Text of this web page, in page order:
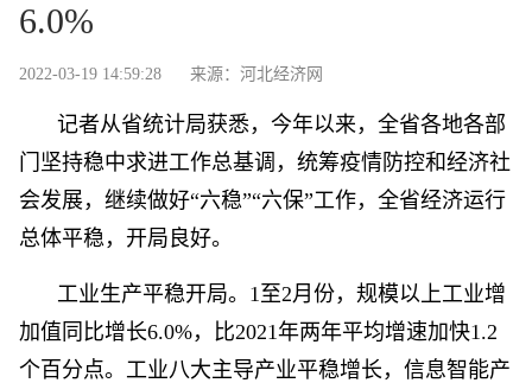
6.0%
2022-03-19 14:59:28 来源：河北经济网
记者从省统计局获悉，今年以来，全省各地各部
门坚持稳中求进工作总基调，统筹疫情防控和经济社
会发展，继续做好“六稳”“六保”工作，全省经济运行
总体平稳，开局良好。
工业生产平稳开局。1至2月份，规模以上工业增
加值同比增长6.0%，比2021年两年平均增速加快1.2
个百分点。工业八大主导产业平稳增长，信息智能产